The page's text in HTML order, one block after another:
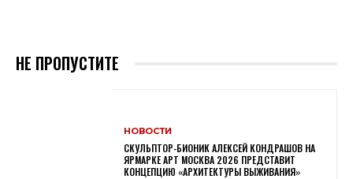
НЕ ПРОПУСТИТЕ
НОВОСТИ
СКУЛЬПТОР-БИОНИК АЛЕКСЕЙ КОНДРАШОВ НА
ЯРМАРКЕ АРТ МОСКВА 2026 ПРЕДСТАВИТ
КОНЦЕПЦИЮ «АРХИТЕКТУРЫ ВЫЖИВАНИЯ»